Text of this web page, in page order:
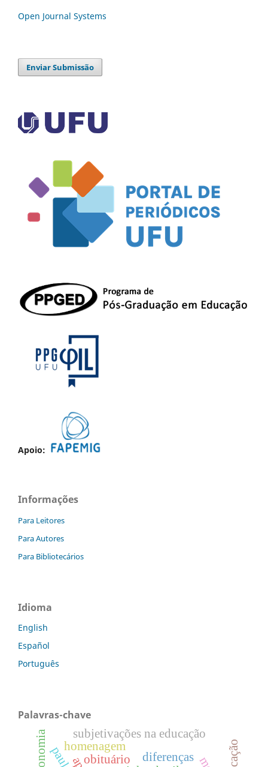
Open Journal Systems
Enviar Submissão
Apoio:
Informações
Para Leitores
Para Autores
Para Bibliotecários
Idioma
English
Español
Português
Palavras-chave
obituário
homenagem
diferenças
subjetivações na educação